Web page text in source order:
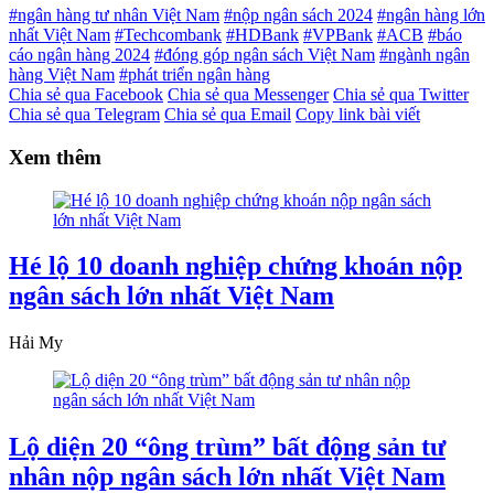
#ngân hàng tư nhân Việt Nam #nộp ngân sách 2024 #ngân hàng lớn
nhất Việt Nam #Techcombank #HDBank #VPBank #ACB #báo
cáo ngân hàng 2024 #đóng góp ngân sách Việt Nam #ngành ngân
hàng Việt Nam #phát triển ngân hàng
Chia sẻ qua Facebook Chia sẻ qua Messenger Chia sẻ qua Twitter
Chia sẻ qua Telegram Chia sẻ qua Email Copy link bài viết
Xem thêm
Hé lộ 10 doanh nghiệp chứng khoán nộp
ngân sách lớn nhất Việt Nam
Hải My
Lộ diện 20 “ông trùm” bất động sản tư
nhân nộp ngân sách lớn nhất Việt Nam